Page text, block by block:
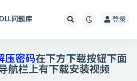
DLL问题库 登录